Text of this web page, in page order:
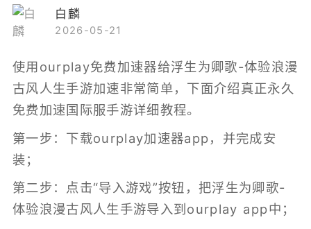
白麟
2026-05-21
使用ourplay免费加速器给浮生为卿歌-体验浪漫
古风人生手游加速非常简单，下面介绍真正永久
免费加速国际服手游详细教程。
第一步：下载ourplay加速器app，并完成安
装；
第二步：点击“导入游戏”按钮，把浮生为卿歌-
体验浪漫古风人生手游导入到ourplay app中；